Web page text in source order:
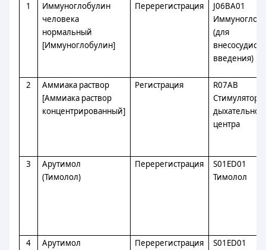
1
Иммуноглобулин
человека
нормальный
[Иммуноглобулин]
Перерегистрация
J06BA01
(для
введения)
2
Аммиака раствор
[Аммиака раствор
концентрированный]
Регистрация
R07AB
Стимуляторы
центра
3
Арутимол
(Тимолол)
Перерегистрация
S01ED01
Тимолол
4
Арутимол
Перерегистрация
S01ED01